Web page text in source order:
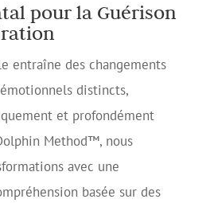
pour la Guérison
entraîne des changements
distincts,
et profondément
Method™, nous
avec une
basée sur des